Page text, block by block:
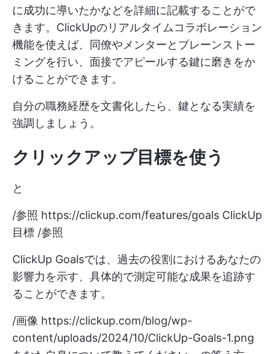
に成功に導いたかなどを詳細に記載することがで
きます。ClickUpのリアルタイムコラボレーション
機能を使えば、同僚やメンターとブレーンストー
ミングを行い、面接でアピールする鍵に磨きをか
けることができます。
自分の職務経歴を文書化したら、鍵となる実績を
強調しましょう。
クリックアップ目標を使う
と
/参照 https://clickup.com/features/goals ClickUp
目標 /参照
ClickUp Goalsでは、過去の役割におけるあなたの
影響力を示す、具体的で測定可能な成果を追跡す
ることができます。
/画像 https://clickup.com/blog/wp-
content/uploads/2024/10/ClickUp-Goals-1.png